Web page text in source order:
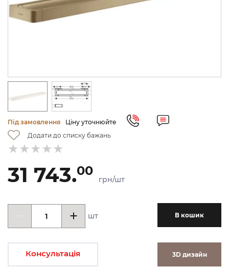
Під замовлення
Ціну уточнюйте
Додати до списку бажань
31 743.00
грн/шт
шт В кошик
Консультація 3D дизайн